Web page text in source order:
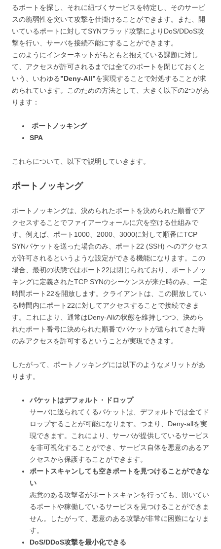
るポートを探し、それに紐づくサービスを特定し、そのサービ
スの脆弱性を突いて攻撃を仕掛けることができます。また、開
いているポートに対してSYNフラッド攻撃によりDoS/DDoS攻
撃を行い、サーバを接続不能にすることができます。
このようにインターネットがもともと抱えている課題に対し
て、アクセスが許可されるまでは全てのポートを閉じておくと
いう、いわゆる”Deny-All”を実現することで対処することが求
められています。このための方法として、大きく以下の2つがあ
ります：
ポートノッキング
SPA
これらについて、以下で説明していきます。
ポートノッキング
ポートノッキングは、決められたポートを決められた順番でア
クセスすることでファイアーウォールに穴を空ける仕組みで
す。例えば、ポート1000、2000、3000に対して順番にTCP
SYNパケットを送った場合のみ、ポート22 (SSH) へのアクセス
が許可されるというような設定ができる機能になります。この
場合、最初の状態ではポート22は閉じられており、ポートノッ
キングに定義されたTCP SYNのシーケンスが来た時のみ、一定
時間ポート22を開放します。クライアントは、この開放してい
る時間内にポート22に対してアクセスすることで接続できま
す。これにより、通常はDeny-Allの状態を維持しつつ、決めら
れたポート番号に決められた順番でパケットが送られてきた時
のみアクセスを許可するということが実現できます。
したがって、ポートノッキングには以下のようなメリットがあ
ります。
パケットはデフォルト・ドロップ
サーバに送られてくるパケットは、デフォルトでは全てド
ロップすることが可能になります。つまり、Deny-allを実
現できます。これにより、サーバが提供しているサービス
を非可視化することができ、サービス自体を悪意のあるア
クセスから保護することができます。
ポートスキャンしても空きポートを見つけることができな
い
悪意のある攻撃者がポートスキャンを行っても、開いてい
るポートや稼働しているサービスを見つけることができま
せん。したがって、悪意のある攻撃が非常に困難になりま
す。
DoS/DDoS攻撃を最小化できる